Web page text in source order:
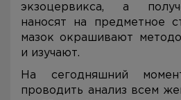
экзоцервикса, а
наносят на предметное
мазок окрашивают
и изучают.
На сегодняшний
проводить анализ всем